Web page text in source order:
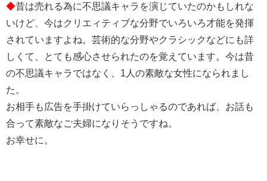
◆昔は売れる為に不思議キャラを演じていたのかもしれな
いけど、今はクリエィティブな分野でいろいろ才能を発揮
されていますよね。芸術的な分野やクラシックなどにも詳
しくて、とても感心させられたのを覚えています。今は昔
の不思議キャラではなく、1人の素敵な女性になられまし
た。
お相手も広告を手掛けていらっしゃるのであれば、お話も
合って素敵なご夫婦になりそうですね。
お幸せに。